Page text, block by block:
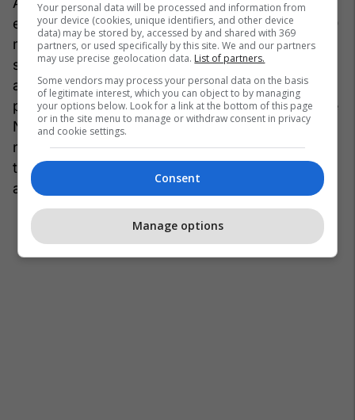
eurosh. Bashkëshortja e tij ka një depozitë prej 10
mijë eurosh dhe një kredi prej 11 mijë eurosh. Ata
së bashku posedojnë sende dhe koleksione
artistike që vlejnë 3 mijë euro. Prona tjetër e
paluajtshme që është cekur në listën e pronave të
Naumoskit u takon prindërve të tij dhe përbëhet
nga: një shtëpi, dy banesa, një truall, një pyll dhe
tokë bujqësore. Ata posedojnë edhe një
automobil Renault Megane që vlen 2 mijë euro.
Your personal data will be processed and information from
your device (cookies, unique identifiers, and other device
data) may be stored by, accessed by and shared with 369
partners, or used specifically by this site. We and our partners
may use precise geolocation data. List of partners.
Some vendors may process your personal data on the basis
of legitimate interest, which you can object to by managing
your options below. Look for a link at the bottom of this page
or in the site menu to manage or withdraw consent in privacy
and cookie settings.
Consent
Manage options